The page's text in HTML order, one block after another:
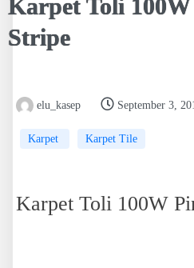
Karpet Toli
Stripe
elu_kasep September 3,
Karpet Karpet Tile
Karpet Toli 100W